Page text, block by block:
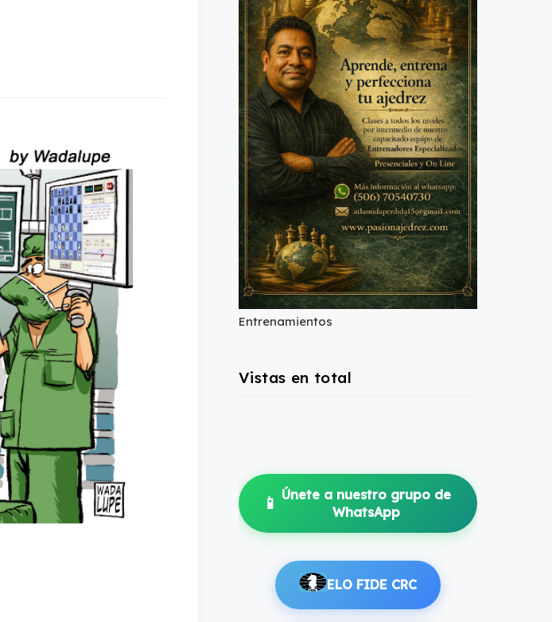
Entrenamientos
Vistas en total
📱 Únete a nuestro grupo de
WhatsApp
ELO FIDE CRC